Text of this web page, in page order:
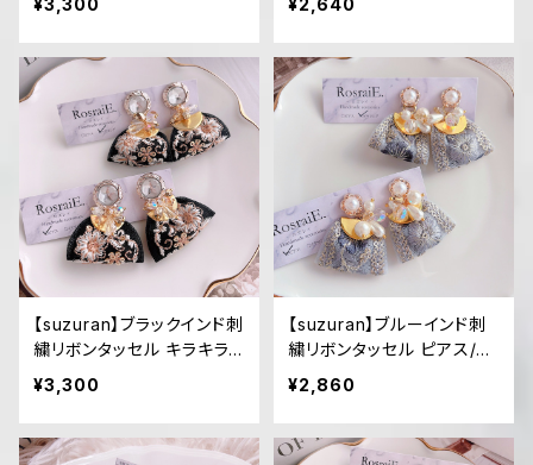
¥3,300 ¥2,640
【suzuran】ブラックインド刺
繍リボンタッセル キラキラ
ピアス/イヤリング
¥3,300
【suzuran】ブルーインド刺
繍リボンタッセル ピアス/イ
ヤリング
¥2,860